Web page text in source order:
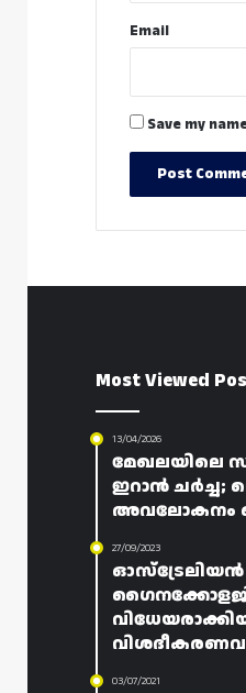
Email
Save my
Most Viewed
13/04/2026
മേഖലയിലെ
ഇറാൻ ചർച്ച;
അവലോകനം
27/09/2023
03/07/2021